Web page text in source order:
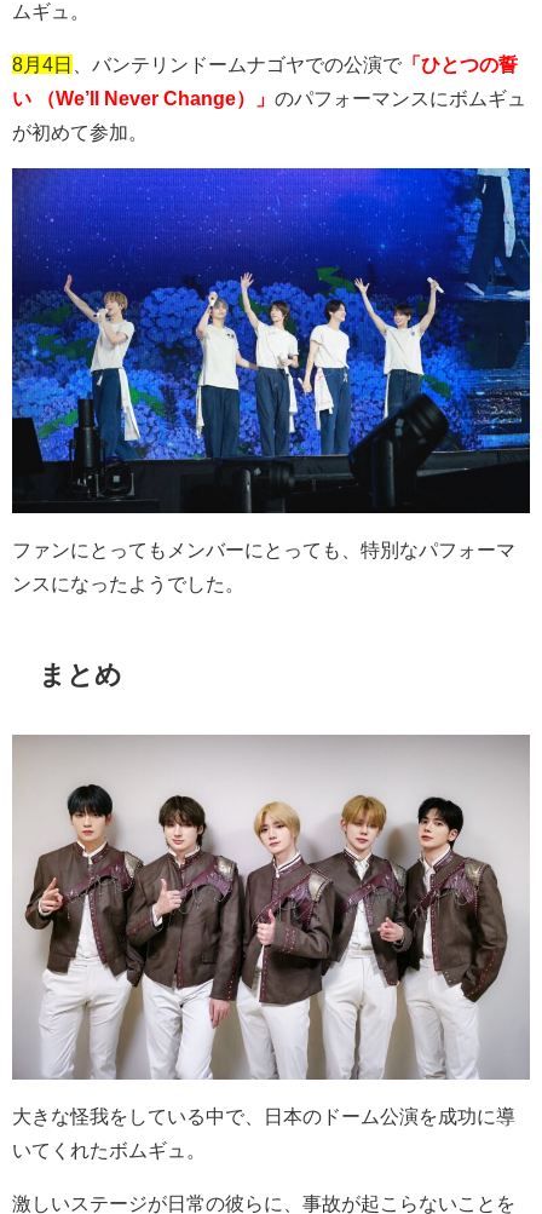
ムギュ。
8月4日 、バンテリンドームナゴヤでの公演で 「ひとつの誓
い （We’ll Never Change）」 のパフォーマンスにボムギュ
が初めて参加。
ファンにとってもメンバーにとっても、特別なパフォーマ
ンスになったようでした。
まとめ
大きな怪我をしている中で、日本のドーム公演を成功に導
いてくれたボムギュ。
激しいステージが日常の彼らに、事故が起こらないことを